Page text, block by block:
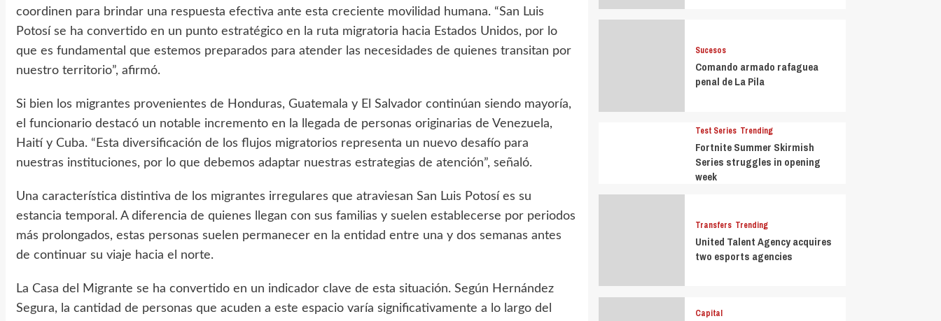
coordinen para brindar una respuesta efectiva ante esta creciente movilidad humana. “San Luis
Potosí se ha convertido en un punto estratégico en la ruta migratoria hacia Estados Unidos, por lo
que es fundamental que estemos preparados para atender las necesidades de quienes transitan por
nuestro territorio”, afirmó.
Si bien los migrantes provenientes de Honduras, Guatemala y El Salvador continúan siendo mayoría,
el funcionario destacó un notable incremento en la llegada de personas originarias de Venezuela,
Haití y Cuba. “Esta diversificación de los flujos migratorios representa un nuevo desafío para
nuestras instituciones, por lo que debemos adaptar nuestras estrategias de atención”, señaló.
Una característica distintiva de los migrantes irregulares que atraviesan San Luis Potosí es su
estancia temporal. A diferencia de quienes llegan con sus familias y suelen establecerse por periodos
más prolongados, estas personas suelen permanecer en la entidad entre una y dos semanas antes
de continuar su viaje hacia el norte.
La Casa del Migrante se ha convertido en un indicador clave de esta situación. Según Hernández
Segura, la cantidad de personas que acuden a este espacio varía significativamente a lo largo del
Sucesos
Comando armado rafaguea
penal de La Pila
Test Series Trending
Fortnite Summer Skirmish
Series struggles in opening
week
Transfers Trending
United Talent Agency acquires
two esports agencies
Capital